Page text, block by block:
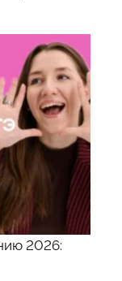
2026: